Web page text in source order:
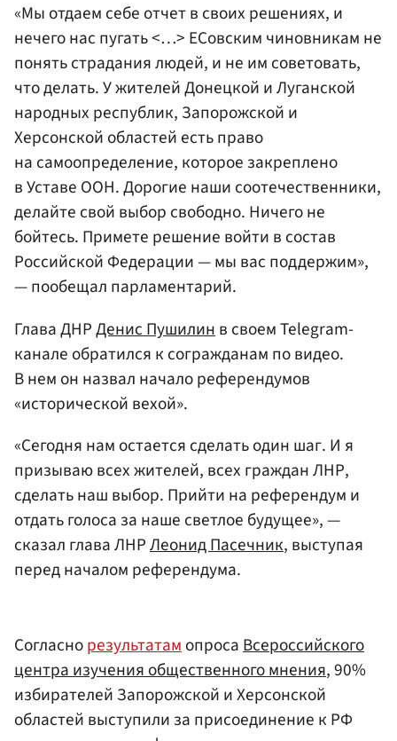
«Мы отдаем себе отчет в своих решениях, и
нечего нас пугать <…> ЕСовским чиновникам не
понять страдания людей, и не им советовать,
что делать. У жителей Донецкой и Луганской
народных республик, Запорожской и
Херсонской областей есть право
на самоопределение, которое закреплено
в Уставе ООН. Дорогие наши соотечественники,
делайте свой выбор свободно. Ничего не
бойтесь. Примете решение войти в состав
Российской Федерации — мы вас поддержим»,
— пообещал парламентарий.
Глава ДНРДенис Пушилин в своем Telegram-
канале обратился к согражданам по видео.
В нем он назвал начало референдумов
«исторической вехой».
«Сегодня нам остается сделать один шаг. И я
призываю всех жителей, всех граждан ЛНР,
сделать наш выбор. Прийти на референдум и
отдать голоса за наше светлое будущее», —
сказал глава ЛНРЛеонид Пасечник, выступая
перед началом референдума.
СогласнорезультатамопросаВсероссийского
центра изучения общественного мнения, 90%
избирателей Запорожской и Херсонской
областей выступили за присоединение к РФ